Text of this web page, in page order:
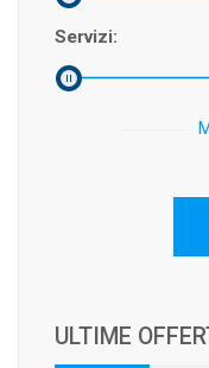
Servizi:
ULTIME